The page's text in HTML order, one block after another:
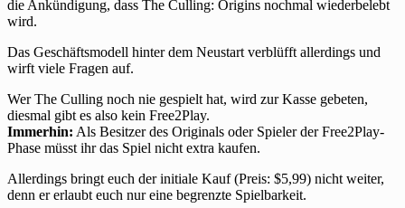
die Ankündigung, dass The Culling: Origins nochmal wiederbelebt
wird.
Das Geschäftsmodell hinter dem Neustart verblüfft allerdings und
wirft viele Fragen auf.
Wer The Culling noch nie gespielt hat, wird zur Kasse gebeten,
diesmal gibt es also kein Free2Play.
Immerhin: Als Besitzer des Originals oder Spieler der Free2Play-
Phase müsst ihr das Spiel nicht extra kaufen.
Allerdings bringt euch der initiale Kauf (Preis: $5,99) nicht weiter,
denn er erlaubt euch nur eine begrenzte Spielbarkeit.